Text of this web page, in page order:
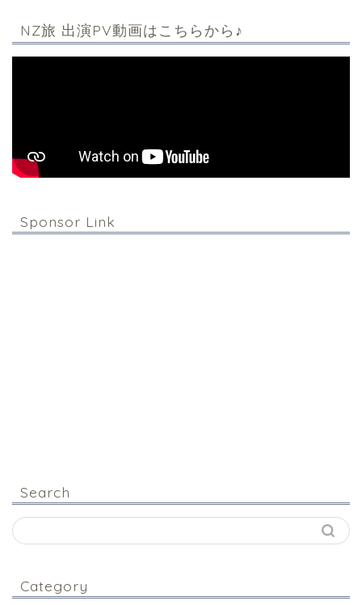
NZ旅 出演PV動画はこちらから♪
Sponsor Link
Search
Category